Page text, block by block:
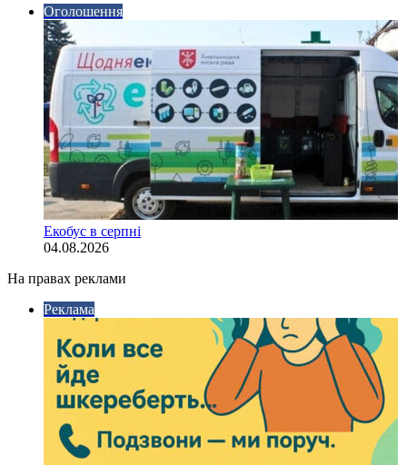
Оголошення
Екобус в серпні
04.08.2026
На правах реклами
Реклама